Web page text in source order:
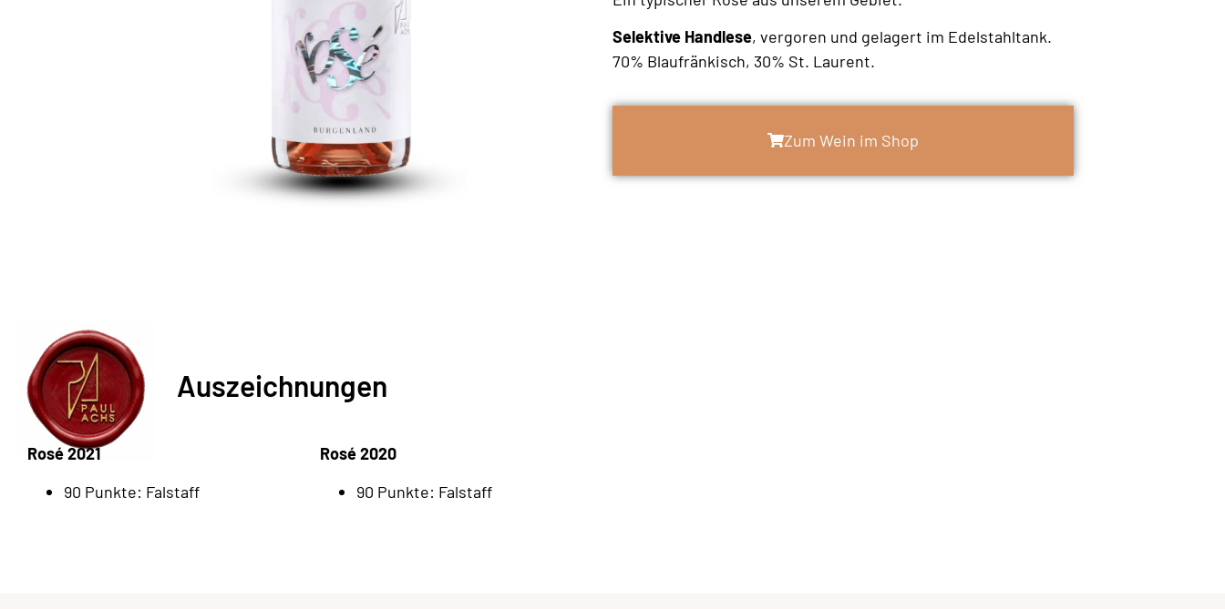
Selektive Handlese, vergoren und gelagert im Edelstahltank.
70% Blaufränkisch, 30% St. Laurent.
Zum Wein im Shop
Auszeichnungen
Rosé 2021
90 Punkte: Falstaff
Rosé 2020
90 Punkte: Falstaff